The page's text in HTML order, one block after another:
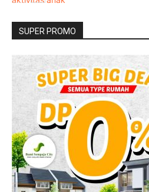
SUPER PROMO